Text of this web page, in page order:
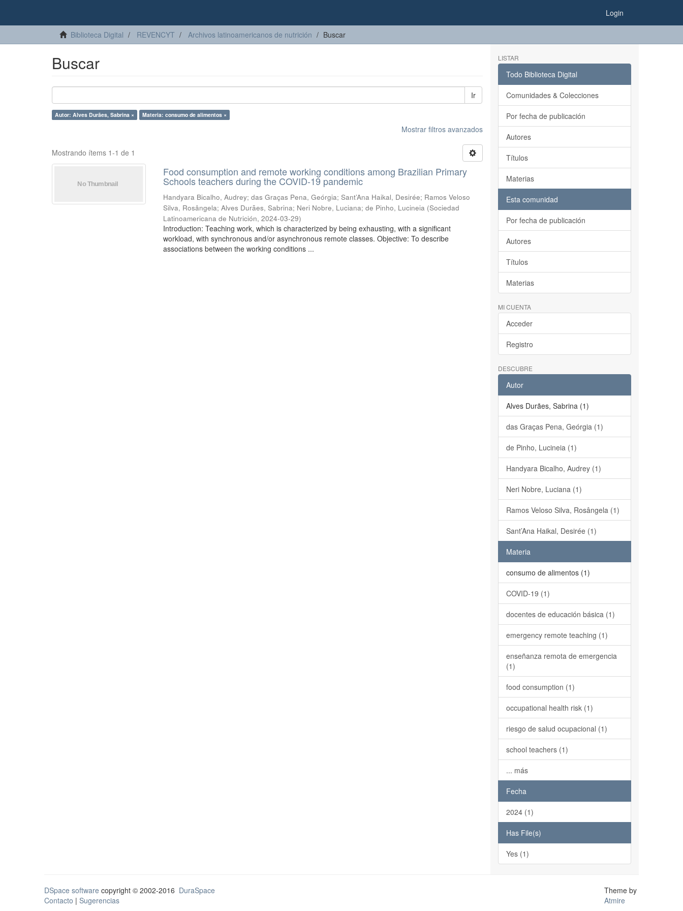
Login
Biblioteca Digital REVENCYT Archivos latinoamericanos de nutrición Buscar
Buscar
Ir
Autor: Alves Durães, Sabrina × Materia: consumo de alimentos ×
Mostrar filtros avanzados
Mostrando ítems 1-1 de 1
Food consumption and remote working conditions among Brazilian Primary
Schools teachers during the COVID-19 pandemic
Handyara Bicalho, Audrey;das Graças Pena, Geórgia;Sant’Ana Haikal, Desirée; Ramos Veloso
Silva, Rosângela;Alves Durães, Sabrina; Neri Nobre, Luciana;de Pinho, Lucineia (Sociedad
Latinoamericana de Nutrición,2024-03-29)
Introduction: Teaching work, which is characterized by being exhausting, with a significant
workload, with synchronous and/or asynchronous remote classes. Objective: To describe
associations between the working conditions ...
LISTAR
Todo Biblioteca Digital
Comunidades & Colecciones
Por fecha de publicación
Autores
Títulos
Materias
Esta comunidad
Por fecha de publicación
Autores
Títulos
Materias
MI CUENTA
Acceder
Registro
DESCUBRE
Autor
Alves Durães, Sabrina (1)
das Graças Pena, Geórgia (1)
de Pinho, Lucineia (1)
Handyara Bicalho, Audrey (1)
Neri Nobre, Luciana (1)
Ramos Veloso Silva, Rosângela (1)
Sant’Ana Haikal, Desirée (1)
Materia
consumo de alimentos (1)
COVID-19 (1)
docentes de educación básica (1)
emergency remote teaching (1)
enseñanza remota de emergencia
(1)
food consumption (1)
occupational health risk (1)
riesgo de salud ocupacional (1)
school teachers (1)
... más
Fecha
2024 (1)
Has File(s)
Yes (1)
DSpace software copyright © 2002-2016 DuraSpace
Contacto | Sugerencias
Theme by
Atmire